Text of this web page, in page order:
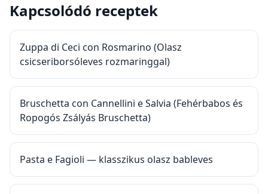
Kapcsolódó receptek
Zuppa di Ceci con Rosmarino (Olasz
csicseriborsóleves rozmaringgal)
Bruschetta con Cannellini e Salvia (Fehérbabos és
Ropogós Zsályás Bruschetta)
Pasta e Fagioli — klasszikus olasz bableves